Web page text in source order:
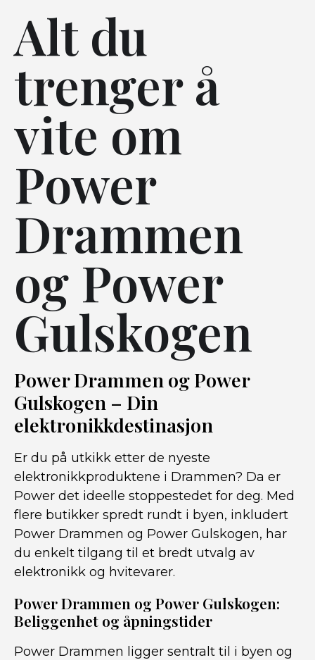
Alt du
trenger å
vite om
Power
Drammen
og Power
Gulskogen
Power Drammen og Power
Gulskogen – Din
elektronikkdestinasjon
Er du på utkikk etter de nyeste
elektronikkproduktene i Drammen? Da er
Power det ideelle stoppestedet for deg. Med
flere butikker spredt rundt i byen, inkludert
Power Drammen og Power Gulskogen, har
du enkelt tilgang til et bredt utvalg av
elektronikk og hvitevarer.
Power Drammen og Power Gulskogen:
Beliggenhet og åpningstider
Power Drammen ligger sentralt til i byen og